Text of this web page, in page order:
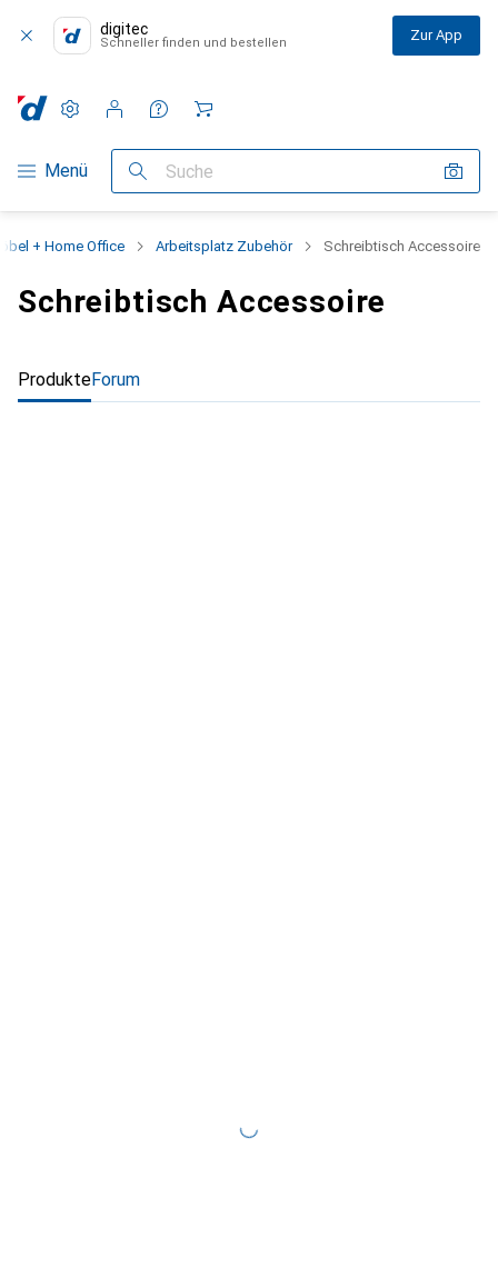
digitec
Schneller finden und bestellen Zur App
Navigation nach Kategorien
Menü Suche
Einstellungen
Kundenkonto
Vergleichslisten
Merklisten
Warenkorb
+ Home Office Arbeitsplatz Zubehör Schreibtisch Accessoire
Schreibtisch Accessoire
ProdukteForum